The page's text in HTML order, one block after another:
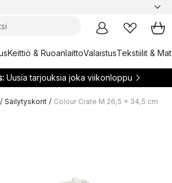
Keittiö & RuoanlaittoValaistusTekstiilit &
Uusia tarjouksia joka viikonloppu
/ Säilytyskorit / Colour Crate M 26,5 x 34,5 cm